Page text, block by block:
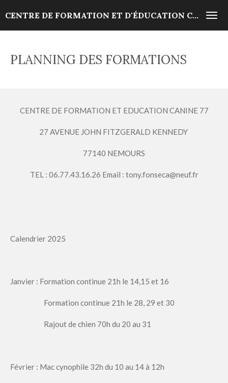
Passer
CENTRE DE FORMATION ET D'ÉDUCATION CANINE
PLANNING DES FORMATIONS
CENTRE DE FORMATION ET EDUCATION CANINE 77
27 AVENUE JOHN FITZGERALD KENNEDY
77140 NEMOURS
TEL : 06.77.43.16.26 Email : tony.fonseca@neuf.fr
Calendrier 2025
Janvier : Formation continue 21h le 14,15 et 16
Formation continue 21h le 28, 29 et 30
Rajout de chien 70h du 20 au 31
Février : Mac cynophile 32h du 10 au 14 à 12h